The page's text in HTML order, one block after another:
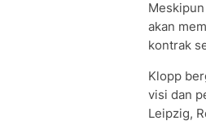
akan
kontrak
Klopp
visi dan
Leipzig,